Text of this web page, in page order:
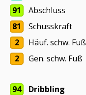
91
Abschluss
81
Schusskraft
2
Häuf. schw. Fuß
2
Gen. schw. Fuß
94 Dribbling